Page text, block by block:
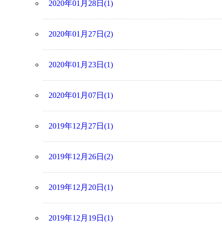
2020年01月28日(1)
2020年01月27日(2)
2020年01月23日(1)
2020年01月07日(1)
2019年12月27日(1)
2019年12月26日(2)
2019年12月20日(1)
2019年12月19日(1)